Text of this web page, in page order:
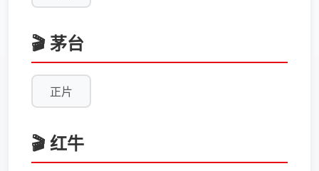
🎬 茅台
正片
🎬 红牛